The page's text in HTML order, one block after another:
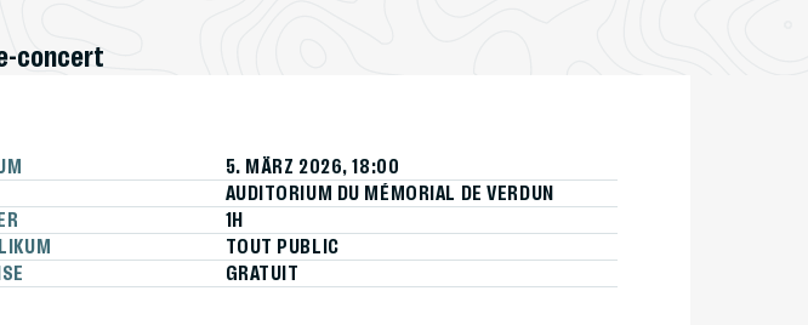
concert
5. MÄRZ 2026, 18:00
AUDITORIUM DU MÉMORIAL DE VERDUN
1H
TOUT PUBLIC
GRATUIT